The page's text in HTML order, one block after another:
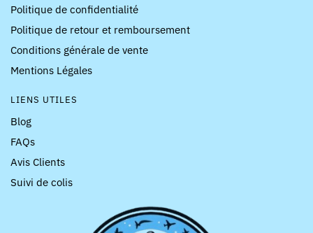
Politique de confidentialité
Politique de retour et remboursement
Conditions générale de vente
Mentions Légales
LIENS UTILES
Blog
FAQs
Avis Clients
Suivi de colis